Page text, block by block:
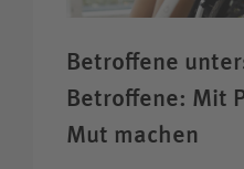
Betroffene
Betroffene: Mit
Mut machen